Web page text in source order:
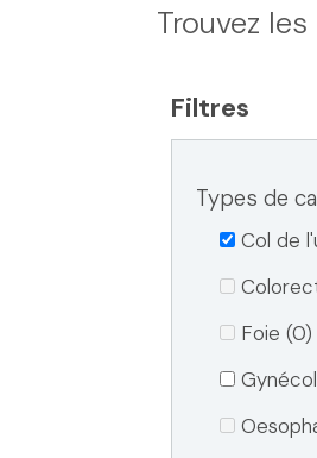
Trouvez
Filtres
Types de
Col de
Foie (0)